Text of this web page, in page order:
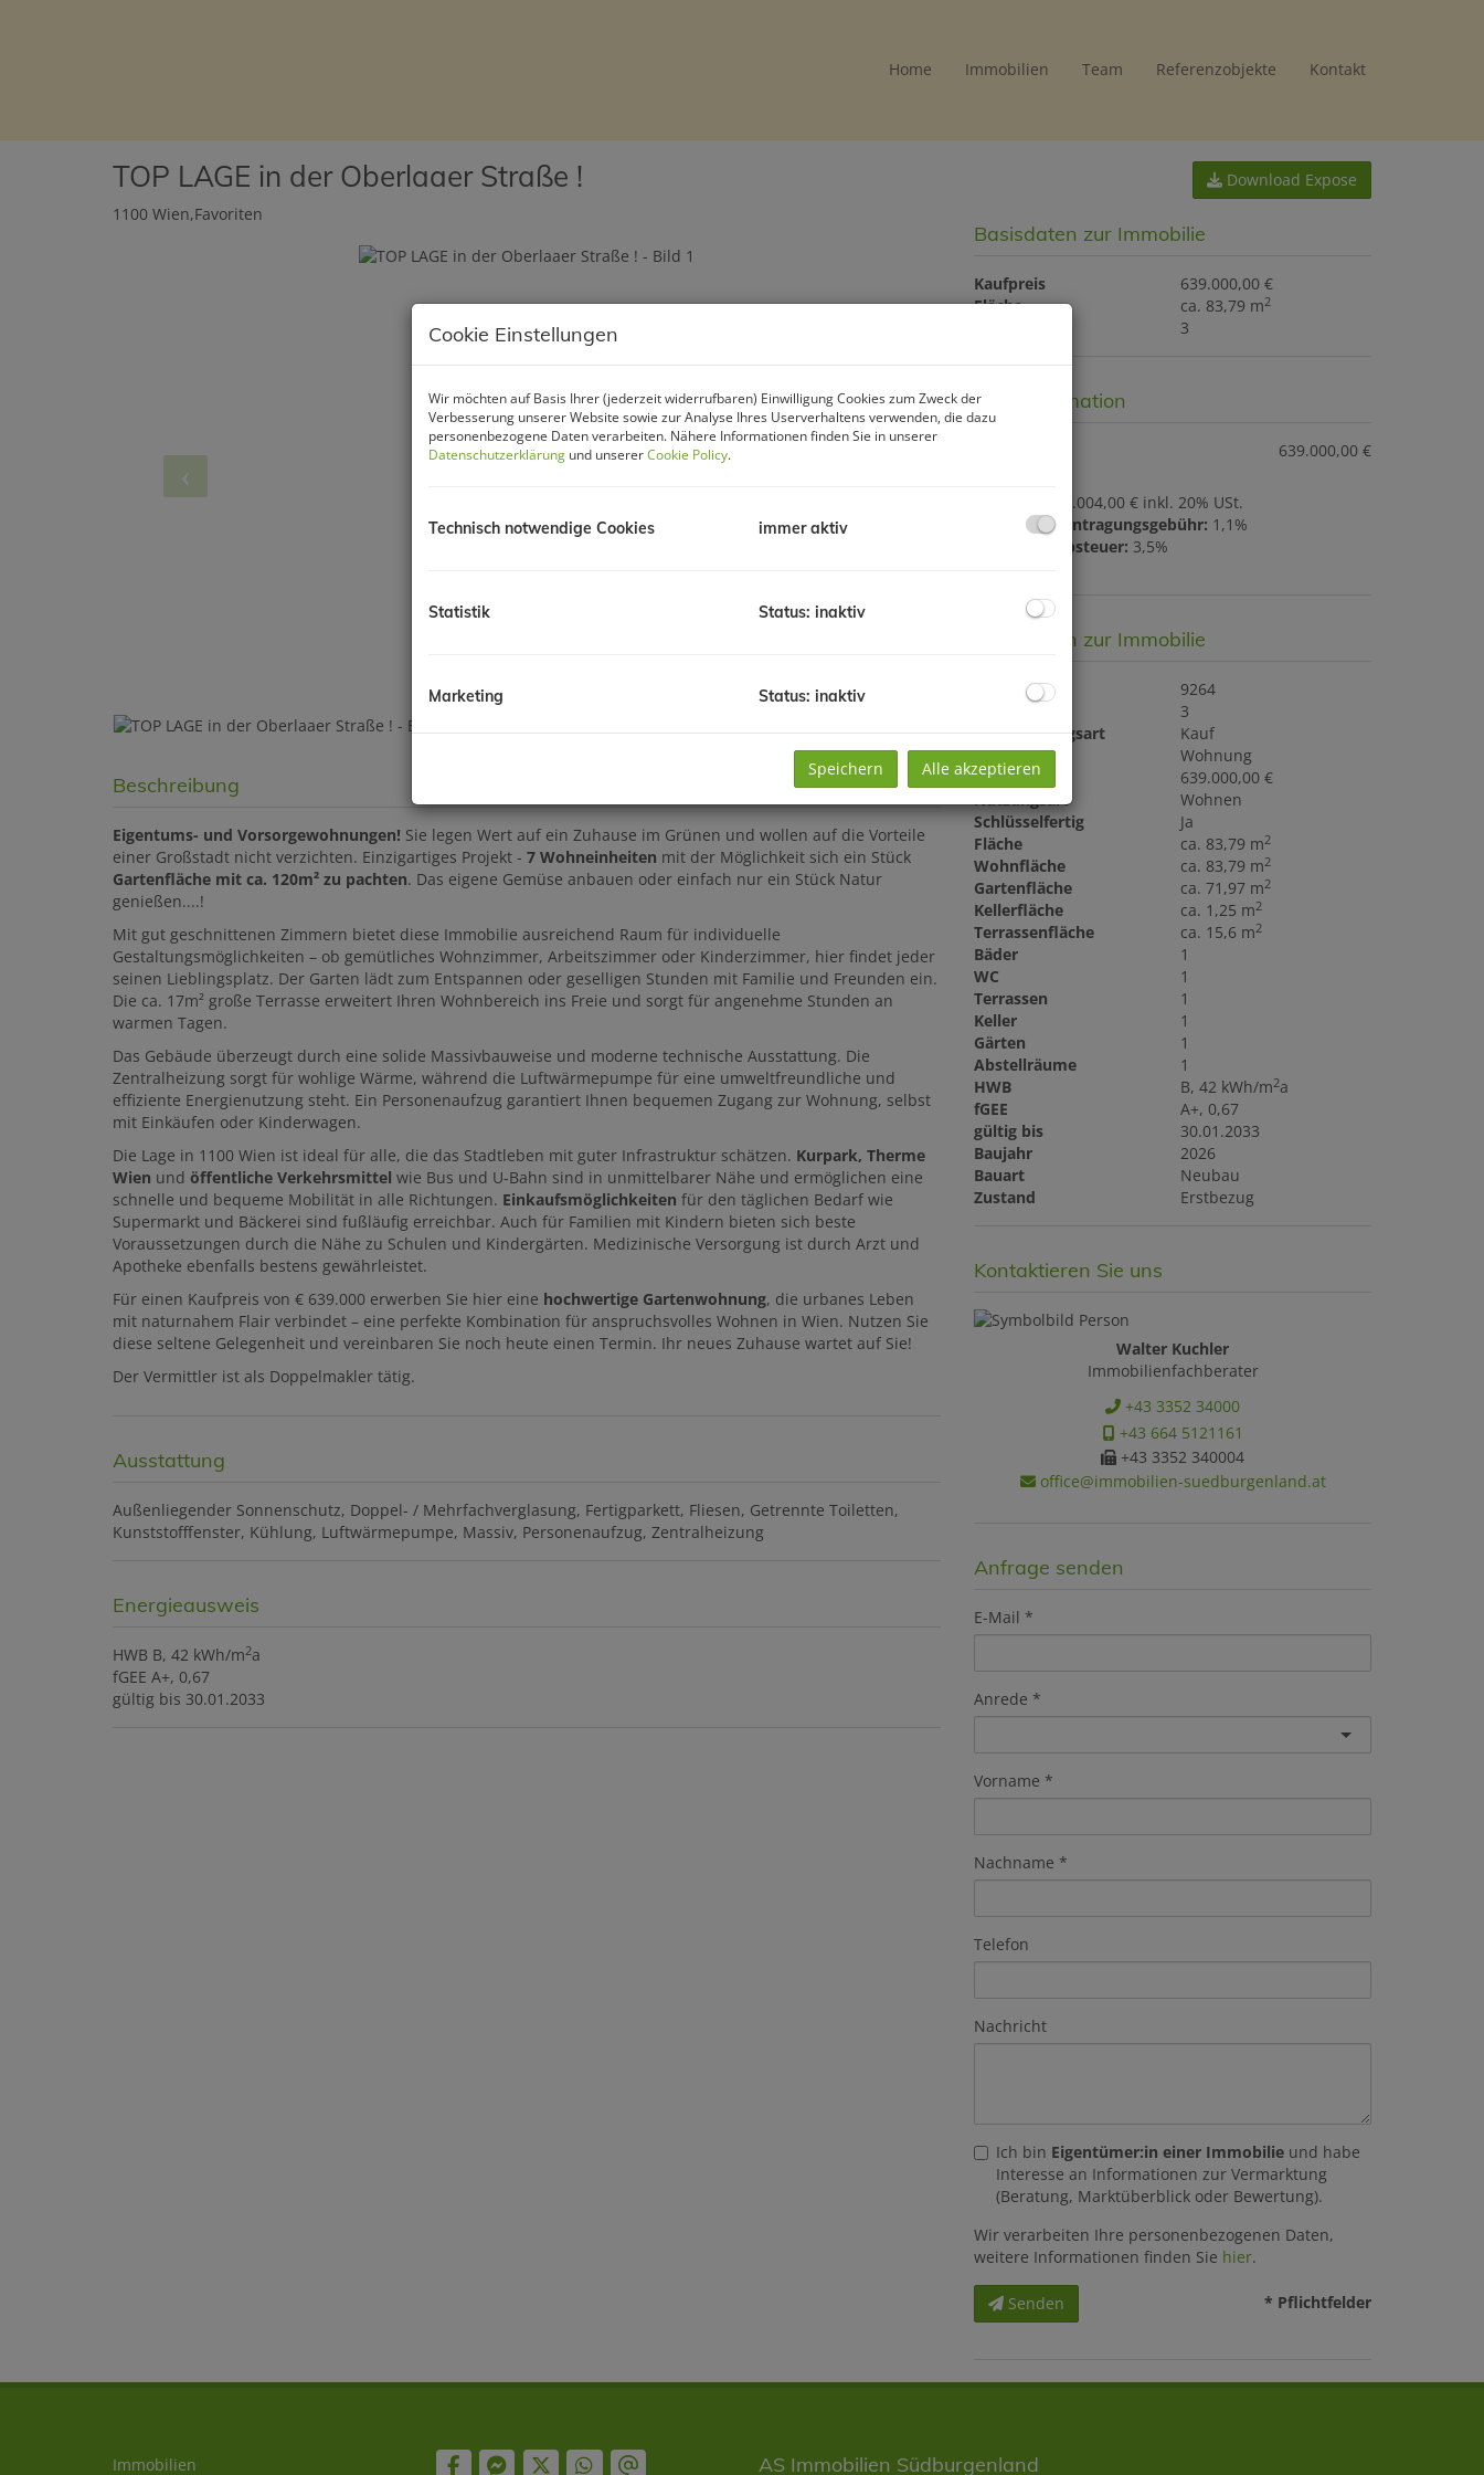
Home Immobilien Team Referenzobjekte Kontakt
TOP LAGE in der Oberlaaer Straße !
1100 Wien,Favoriten
Beschreibung
Eigentums- und Vorsorgewohnungen! Sie legen Wert auf ein Zuhause im Grünen und wollen auf die Vorteile
einer Großstadt nicht verzichten. Einzigartiges Projekt - 7 Wohneinheiten mit der Möglichkeit sich ein Stück
Gartenfläche mit ca. 120m² zu pachten. Das eigene Gemüse anbauen oder einfach nur ein Stück Natur
genießen....!
Mit gut geschnittenen Zimmern bietet diese Immobilie ausreichend Raum für individuelle
Gestaltungsmöglichkeiten – ob gemütliches Wohnzimmer, Arbeitszimmer oder Kinderzimmer, hier findet jeder
seinen Lieblingsplatz. Der Garten lädt zum Entspannen oder geselligen Stunden mit Familie und Freunden ein.
Die ca. 17m² große Terrasse erweitert Ihren Wohnbereich ins Freie und sorgt für angenehme Stunden an
warmen Tagen.
Das Gebäude überzeugt durch eine solide Massivbauweise und moderne technische Ausstattung. Die
Zentralheizung sorgt für wohlige Wärme, während die Luftwärmepumpe für eine umweltfreundliche und
effiziente Energienutzung steht. Ein Personenaufzug garantiert Ihnen bequemen Zugang zur Wohnung, selbst
mit Einkäufen oder Kinderwagen.
Die Lage in 1100 Wien ist ideal für alle, die das Stadtleben mit guter Infrastruktur schätzen. Kurpark, Therme
Wien und öffentliche Verkehrsmittel wie Bus und U-Bahn sind in unmittelbarer Nähe und ermöglichen eine
schnelle und bequeme Mobilität in alle Richtungen. Einkaufsmöglichkeiten für den täglichen Bedarf wie
Supermarkt und Bäckerei sind fußläufig erreichbar. Auch für Familien mit Kindern bieten sich beste
Voraussetzungen durch die Nähe zu Schulen und Kindergärten. Medizinische Versorgung ist durch Arzt und
Apotheke ebenfalls bestens gewährleistet.
Für einen Kaufpreis von € 639.000 erwerben Sie hier eine hochwertige Gartenwohnung, die urbanes Leben
mit naturnahem Flair verbindet – eine perfekte Kombination für anspruchsvolles Wohnen in Wien. Nutzen Sie
diese seltene Gelegenheit und vereinbaren Sie noch heute einen Termin. Ihr neues Zuhause wartet auf Sie!
Der Vermittler ist als Doppelmakler tätig.
Ausstattung
Außenliegender Sonnenschutz Doppel- / Mehrfachverglasung Fertigparkett Fliesen Getrennte Toiletten
Kunststofffenster Kühlung Luftwärmepumpe Massiv Personenaufzug Zentralheizung
Energieausweis
HWB B, 42 kWh/m2a
fGEE A+, 0,67
gültig bis 30.01.2033
Download Expose
Basisdaten zur Immobilie
Kaufpreis
639.000,00 €
Fläche
ca. 83,79 m2
3
Preisinformation
639.000,00 €
23.004,00 € inkl. 20% USt.
Grundbucheintragungsgebühr: 1,1%
Grunderwerbsteuer: 3,5%
Basisdaten zur Immobilie
Objektnr.
9264
3
Vermarktungsart
Kauf
Objektart
Wohnung
Kaufpreis
639.000,00 €
Nutzungsart
Wohnen
Schlüsselfertig
Ja
Fläche
ca. 83,79 m2
Wohnfläche ca. 83,79 m2
Gartenfläche ca. 71,97 m2
Kellerfläche ca. 1,25 m2
Terrassenfläche ca. 15,6 m2
Bäder
1
WC
1
Terrassen
1
Keller
1
Gärten
1
Abstellräume
1
HWB
B, 42 kWh/m2a
fGEE
A+, 0,67
gültig bis
30.01.2033
Baujahr
2026
Bauart
Neubau
Zustand
Erstbezug
Kontaktieren Sie uns
Walter Kuchler
Immobilienfachberater
+43 3352 34000
+43 664 5121161
+43 3352 340004
office@immobilien-suedburgenland.at
Anfrage senden
E-Mail
Anrede
Vorname
Nachname
Telefon
Nachricht
Ich bin Eigentümer:in einer Immobilie und habe
Interesse an Informationen zur Vermarktung
(Beratung, Marktüberblick oder Bewertung).
Wir verarbeiten Ihre personenbezogenen Daten,
weitere Informationen finden Sie hier.
Senden * Pflichtfelder
Immobilien AS Immobilien Südburgenland
Cookie Einstellungen
Wir möchten auf Basis Ihrer (jederzeit widerrufbaren) Einwilligung Cookies zum Zweck der
Verbesserung unserer Website sowie zur Analyse Ihres Userverhaltens verwenden, die dazu
personenbezogene Daten verarbeiten. Nähere Informationen finden Sie in unserer
Datenschutzerklärung und unsererCookie Policy.
Technisch notwendige Cookies immer aktiv
Statistik Status: inaktiv
Marketing Status: inaktiv
Speichern Alle akzeptieren